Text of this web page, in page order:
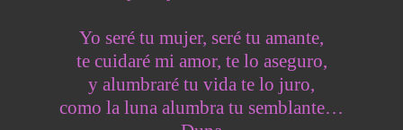
Yo seré tu mujer, seré tu amante,
te cuidaré mi amor, te lo aseguro,
y alumbraré tu vida te lo juro,
como la luna alumbra tu semblante…